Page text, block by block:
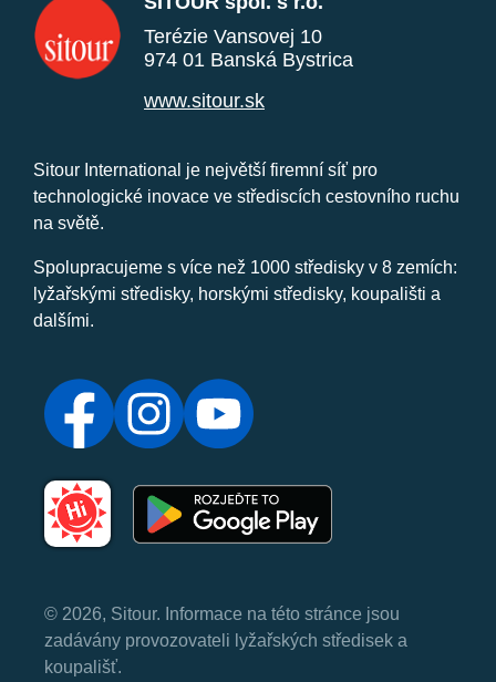
Terézie Vansovej 10
974 01 Banská Bystrica
www.sitour.sk
Sitour International je největší firemní síť pro
technologické inovace ve střediscích cestovního ruchu
na světě.
Spolupracujeme s více než 1000 středisky v 8 zemích:
lyžařskými středisky, horskými středisky, koupališti a
dalšími.
© 2026, Sitour. Informace na této stránce jsou
zadávány provozovateli lyžařských středisek a
koupališť.